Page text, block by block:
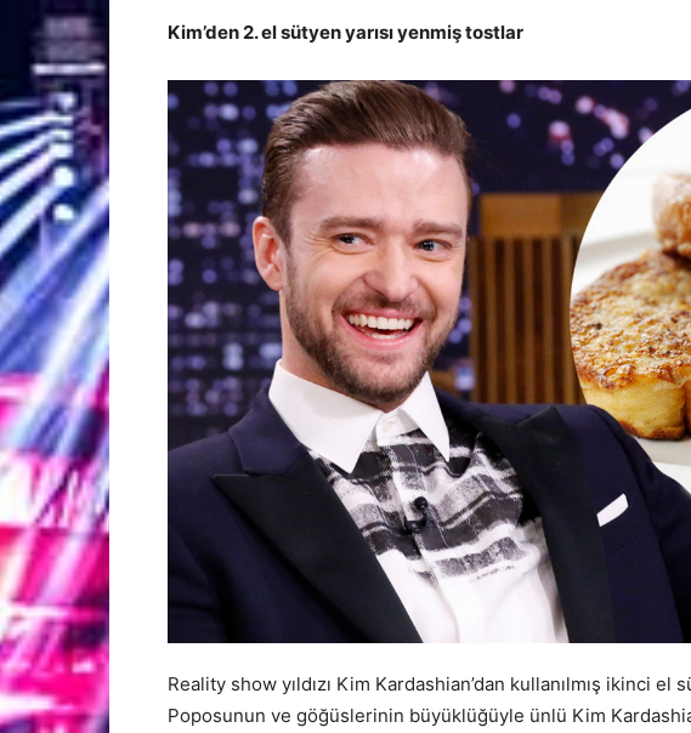
Kim’den 2. el sütyen yarısı yenmiş tostlar
Reality show yıldızı Kim Kardashian’dan kullanılmış ikinci el
Poposunun ve göğüslerinin büyüklüğüyle ünlü Kim